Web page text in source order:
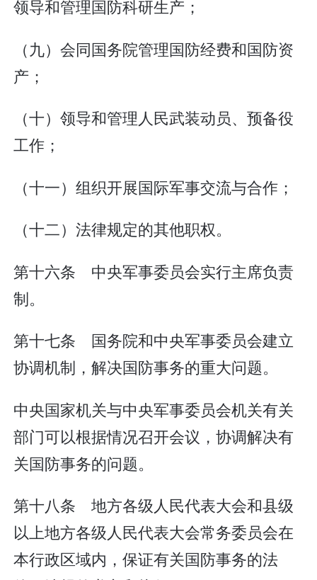
领导和管理国防科研生产；
（九）会同国务院管理国防经费和国防资
产；
（十）领导和管理人民武装动员、预备役
工作；
（十一）组织开展国际军事交流与合作；
（十二）法律规定的其他职权。
第十六条 中央军事委员会实行主席负责
制。
第十七条 国务院和中央军事委员会建立
协调机制，解决国防事务的重大问题。
中央国家机关与中央军事委员会机关有关
部门可以根据情况召开会议，协调解决有
关国防事务的问题。
第十八条 地方各级人民代表大会和县级
以上地方各级人民代表大会常务委员会在
本行政区域内，保证有关国防事务的法